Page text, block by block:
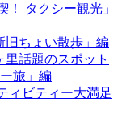
！ タクシー観光」
ちょい散歩」編
話題のスポット
旅」編
ィビティー大満足